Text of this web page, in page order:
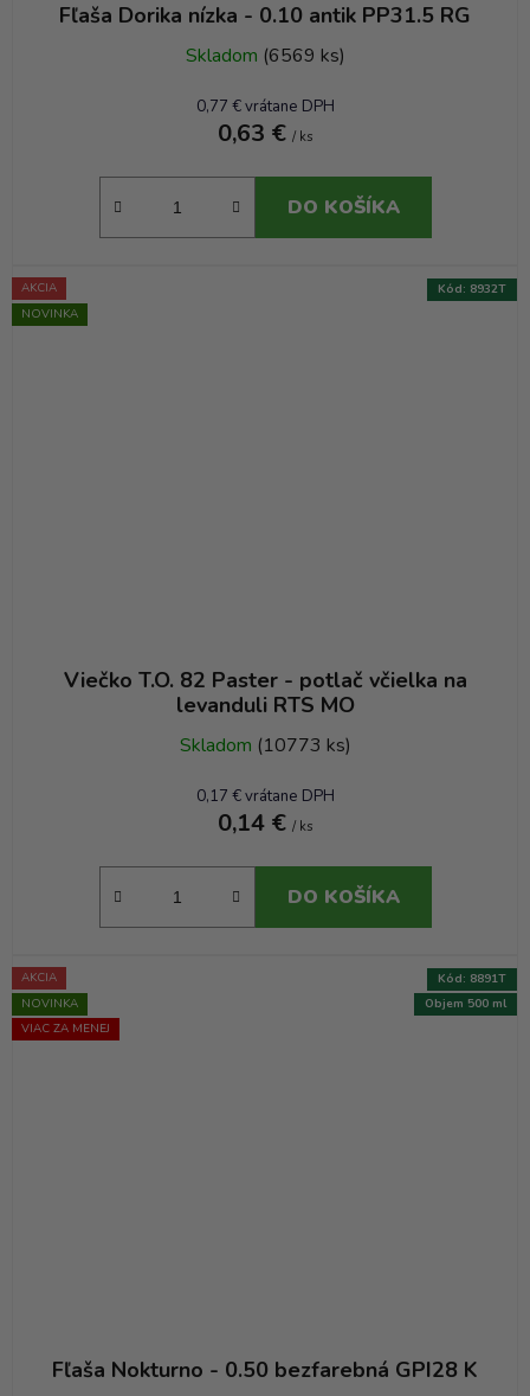
Fľaša Dorika nízka - 0.10 antik PP31.5 RG
Skladom (6569 ks)
0,77 € vrátane DPH
0,63 € / ks
DO KOŠÍKA
AKCIA
NOVINKA
Viečko T.O. 82 Paster - potlač včielka na
levanduli RTS MO
Skladom (10773 ks)
0,17 € vrátane DPH
0,14 € / ks
DO KOŠÍKA
Kód: 8932T
AKCIA
NOVINKA
VIAC ZA MENEJ
Fľaša Nokturno - 0.50 bezfarebná GPI28 K
Objem 500 ml
Kód: 8891T